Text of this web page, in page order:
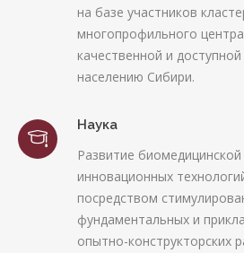
на базе участников
многопрофильного
качественной и
населению Сибири.
Наука
Развитие биомедицинской
инновационных
посредством
фундаментальных и
опытно-конструкторских